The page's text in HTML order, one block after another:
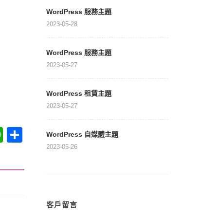
WhatsApp
WordPress 服務主題
2023-05-28
WordPress 服務主題
2023-05-27
WordPress 租賃主題
2023-05-27
WordPress 自媒體主題
2023-05-26
客戶留言